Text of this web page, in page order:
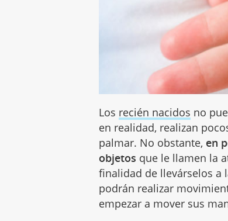
Los recién nacidos no
en realidad, realizan
palmar. No obstante, en
objetos que le llamen la
finalidad de llevárselos a
podrán realizar
empezar a mover sus